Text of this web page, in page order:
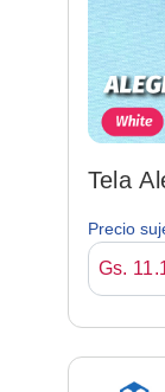
Tela
Precio
Gs.